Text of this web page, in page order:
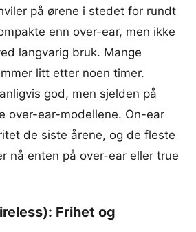
på ørene i stedet for rundt
enn over-ear, men ikke
langvarig bruk. Mange
litt etter noen timer.
god, men sjelden på
over-ear-modellene. On-ear
de siste årene, og de fleste
nå enten på over-ear eller true
Frihet og